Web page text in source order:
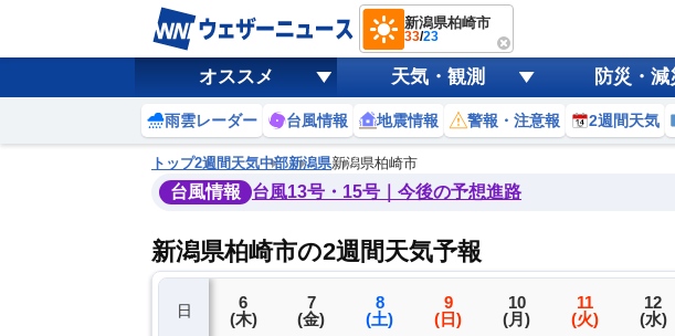
新潟県柏崎市
33/23
オススメ 天気・観測 防災・減
雨雲レーダー 台風情報 地震情報 警報・注意報 2週間天気
トップ2週間天気中部新潟県新潟県柏崎市
台風情報 台風13号・15号｜今後の予想進路
新潟県柏崎市の2週間天気予報
日
5
(水)
6
(木)
7
(金)
8
(土)
9
(日)
10
(月)
11
(火)
12
(水)